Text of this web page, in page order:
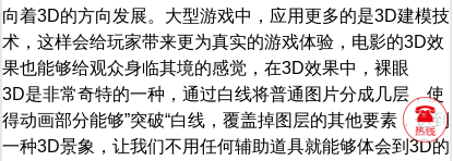
向着3D的方向发展。大型游戏中，应用更多的是3D建模技
术，这样会给玩家带来更为真实的游戏体验，电影的3D效
果也能够给观众身临其境的感觉，在3D效果中，裸眼
3D是非常奇特的一种，通过白线将普通图片分成几层，使
得动画部分能够”突破“白线，覆盖掉图层的其他要素，达到
一种3D景象，让我们不用任何辅助道具就能够体会到3D的